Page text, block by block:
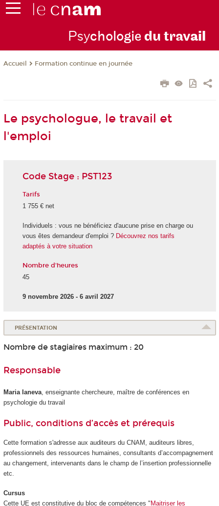
Psychologie du travail
Accueil Formation continue en journée
Le psychologue, le travail et
l'emploi
Code Stage : PST123
Tarifs
1 755 € net
Individuels : vous ne bénéficiez d'aucune prise en charge ou
vous êtes demandeur d'emploi ? Découvrez nos tarifs
adaptés à votre situation
Nombre d'heures
45
9 novembre 2026 - 6 avril 2027
PRÉSENTATION
Nombre de stagiaires maximum : 20
Responsable
Maria Ianeva, enseignante chercheure, maître de conférences en
psychologie du travail
Public, conditions d’accès et prérequis
Cette formation s'adresse aux auditeurs du CNAM, auditeurs libres,
professionnels des ressources humaines, consultants d’accompagnement
au changement, intervenants dans le champ de l’insertion professionnelle
etc.
Cursus
Cette UE est constitutive du bloc de compétences " Maitriser les